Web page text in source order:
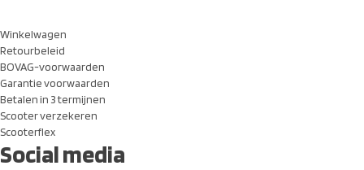
Winkelwagen
Retourbeleid
BOVAG-voorwaarden
Garantie voorwaarden
Betalen in 3 termijnen
Scooter verzekeren
Scooterflex
Social media